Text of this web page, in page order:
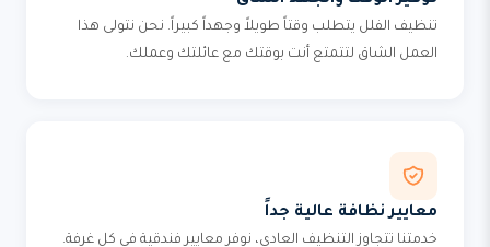
تنظيف الفلل يتطلب وقتاً طويلاً وجهداً كبيراً. نحن نتولى هذا
العمل الشاق لتتمتع أنت بوقتك مع عائلتك وعملك.
معايير نظافة عالية جداً
خدمتنا تتجاوز التنظيف العادي، نوفر معايير فندقية في كل غرفة.